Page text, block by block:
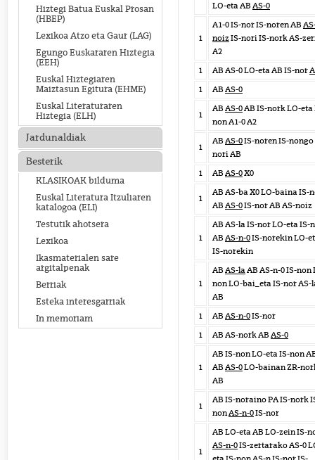
Hiztegi Batua Euskal Prosan
(HBEP)
Lexikoa Atzo eta Gaur (LAG)
Egungo Euskararen Hiztegia
(EEH)
Euskal Hiztegiaren
Maiztasun Egitura (EHME)
Euskal Literaturaren
Hiztegia (ELH)
Jardunaldiak
Besterik
KLASIKOAK bilduma
Euskal Literatura Itzuliaren
katalogoa (ELI)
Testutik ahotsera
Lexikoa
Ikasmaterialen sare
argitalpenak
Berriak
Esteka interesgarriak
In memoriam
LO-eta AB AS-0
1
A1-0 IS-nor IS-noren AB
noiz IS-nori IS-nork AS-
A2
1
AB AS-0 LO-eta AB IS-nor
1
AB AS-0
1
AB AS-0AB IS-nork LO-eta
non A1-0 A2
1
AB AS-0IS-noren IS-nongo
nori AB
1
AB AS-0X0
1
AB AS-ba X0 LO-baina IS-
AB AS-0IS-nor AB AS-noiz
1
AB AS-la IS-nor LO-eta IS-
AB AS-n-0IS-norekin LO-
IS-norekin
1
AB AS-laAB AS-n-0 IS-non
non LO-bai_eta IS-nor AS-
AB
1
AB AS-n-0IS-nor
1
AB AS-nork AB AS-0
1
AB IS-non LO-eta IS-non
AB AS-0LO-bainan ZR-
AB
1
AB IS-noraino PA IS-nork
nonAS-n-0IS-nor
1
AB LO-eta AB LO-zein IS-
AS-n-0IS-zertarako AS-0